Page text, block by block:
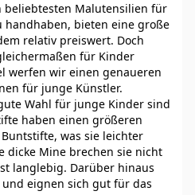
beliebtesten Malutensilien für
handhaben, bieten eine große
relativ preiswert. Doch
für Kinder
werfen wir einen genaueren
für junge Künstler.
Wahl für junge Kinder sind
haben einen größeren
was sie leichter
dicke Mine brechen sie nicht
langlebig. Darüber hinaus
eignen sich gut für das